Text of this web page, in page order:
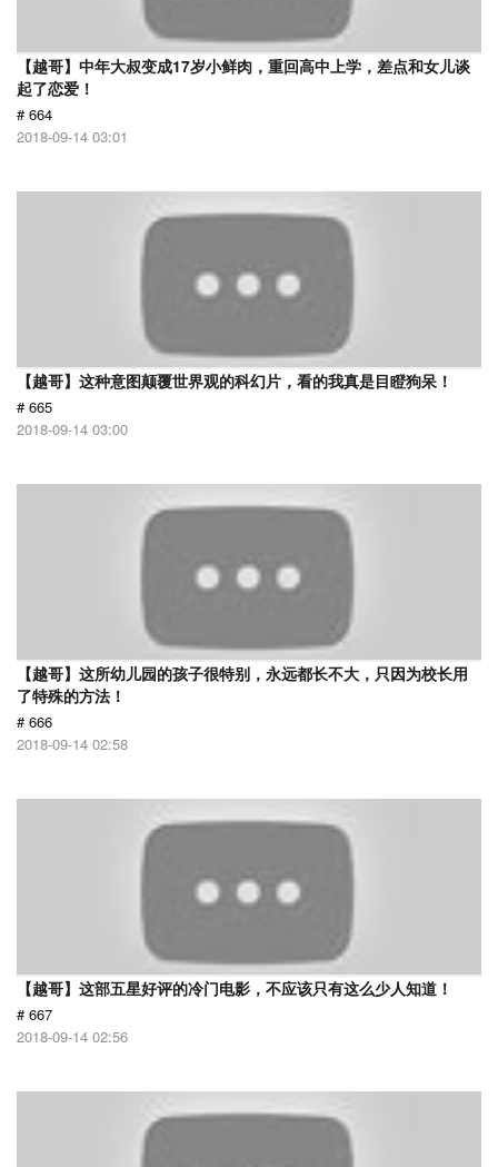
【越哥】中年大叔变成17岁小鲜肉，重回高中上学，差点和女儿谈
起了恋爱！
# 664
2018-09-14 03:01
【越哥】这种意图颠覆世界观的科幻片，看的我真是目瞪狗呆！
# 665
2018-09-14 03:00
【越哥】这所幼儿园的孩子很特别，永远都长不大，只因为校长用
了特殊的方法！
# 666
2018-09-14 02:58
【越哥】这部五星好评的冷门电影，不应该只有这么少人知道！
# 667
2018-09-14 02:56